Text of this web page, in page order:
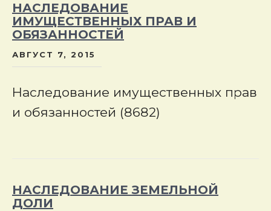
НАСЛЕДОВАНИЕ
ИМУЩЕСТВЕННЫХ ПРАВ И
ОБЯЗАННОСТЕЙ
АВГУСТ 7, 2015
Наследование имущественных прав
и обязанностей (8682)
НАСЛЕДОВАНИЕ ЗЕМЕЛЬНОЙ
ДОЛИ